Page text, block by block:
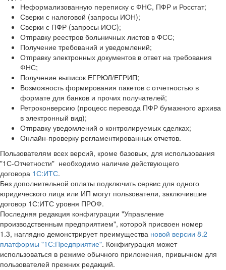
Неформализованную переписку с ФНС, ПФР и Росстат;
Сверки с налоговой (запросы ИОН);
Сверки с ПФР (запросы ИОС);
Отправку реестров больничных листов в ФСС;
Получение требований и уведомлений;
Отправку электронных документов в ответ на требования
ФНС;
Получение выписок ЕГРЮЛ/ЕГРИП;
Возможность формирования пакетов с отчетностью в
формате для банков и прочих получателей;
Ретроконверсию (процесс перевода ПФР бумажного архива
в электронный вид);
Отправку уведомлений о контролируемых сделках;
Онлайн-проверку регламентированных отчетов.
Пользователям всех версий, кроме базовых, для использования
"1С-Отчетности" необходимо наличие действующего
договора 1С:ИТС.
Без дополнительной оплаты подключить сервис для одного
юридического лица или ИП могут пользователи, заключившие
договор 1С:ИТС уровня ПРОФ.
Последняя редакция конфигурации "Управление
производственным предприятием", которой присвоен номер
1.3, наглядно демонстрирует преимущества новой версии 8.2
платформы "1С:Предприятие". Конфигурация может
использоваться в режиме обычного приложения, привычном для
пользователей прежних редакций.